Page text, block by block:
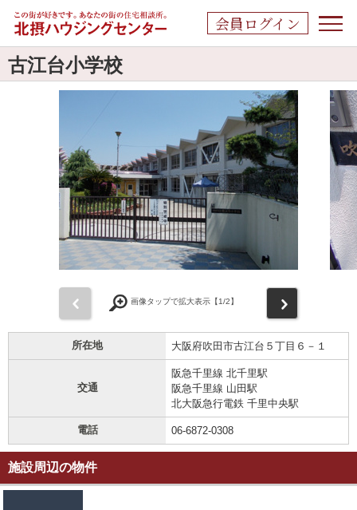
会員ログイン
古江台小学校
画像タップで拡大表示【1/2】
所在地 大阪府吹田市古江台５丁目６－１
交通
阪急千里線 北千里駅
阪急千里線 山田駅
北大阪急行電鉄 千里中央駅
電話 06-6872-0308
施設周辺の物件